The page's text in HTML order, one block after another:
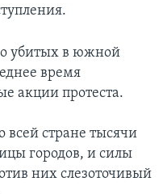
убитых в южной
время
акции протеста.
стране тысячи
городов, и силы
них слезоточивый